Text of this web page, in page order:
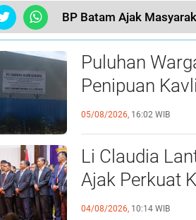
BP Batam Ajak
Puluhan
Penipuan
Laporan ke
05/08/2026, 16:02 WIB
Li Claudia
Ajak Perkuat
Pemko Batam
04/08/2026, 10:14 WIB